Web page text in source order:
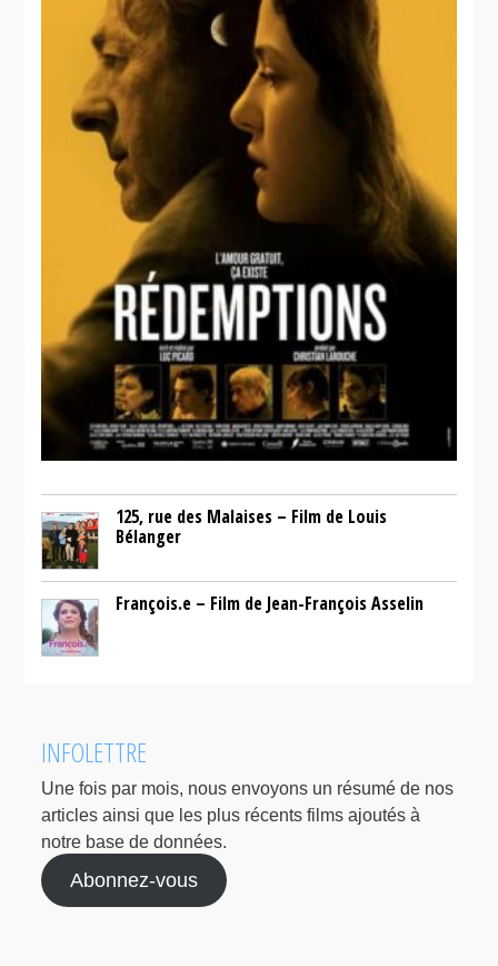
125, rue des Malaises – Film de Louis
Bélanger
François.e – Film de Jean-François Asselin
INFOLETTRE
Une fois par mois, nous envoyons un résumé de nos
articles ainsi que les plus récents films ajoutés à
notre base de données.
Abonnez-vous